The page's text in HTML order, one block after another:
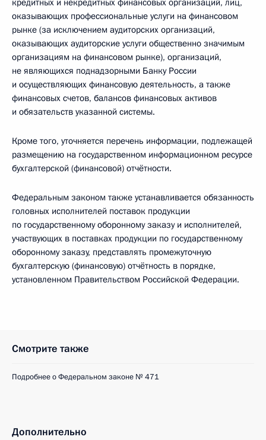
кредитных и некредитных финансовых организаций, лиц,
оказывающих профессиональные услуги на финансовом
рынке (за исключением аудиторских организаций,
оказывающих аудиторские услуги общественно значимым
организациям на финансовом рынке), организаций,
не являющихся поднадзорными Банку России
и осуществляющих финансовую деятельность, а также
финансовых счетов, балансов финансовых активов
и обязательств указанной системы.
Кроме того, уточняется перечень информации, подлежащей
размещению на государственном информационном ресурсе
бухгалтерской (финансовой) отчётности.
Федеральным законом также устанавливается обязанность
головных исполнителей поставок продукции
по государственному оборонному заказу и исполнителей,
участвующих в поставках продукции по государственному
оборонному заказу, представлять промежуточную
бухгалтерскую (финансовую) отчётность в порядке,
установленном Правительством Российской Федерации.
Смотрите также
Подробнее о Федеральном законе № 471
Дополнительно